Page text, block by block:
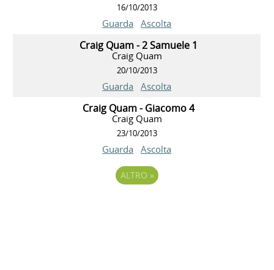
16/10/2013
Guarda Ascolta
Craig Quam - 2 Samuele 1
Craig Quam
20/10/2013
Guarda Ascolta
Craig Quam - Giacomo 4
Craig Quam
23/10/2013
Guarda Ascolta
ALTRO »